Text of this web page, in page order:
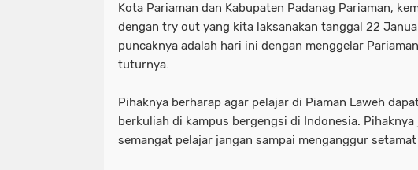
Kota Pariaman dan Kabupaten Padanag Pariaman,
dengan try out yang kita laksanakan tanggal 22
puncaknya adalah hari ini dengan menggelar
tuturnya.
Pihaknya berharap agar pelajar di Piaman Laweh
berkuliah di kampus bergengsi di Indonesia.
semangat pelajar jangan sampai menganggur setamat